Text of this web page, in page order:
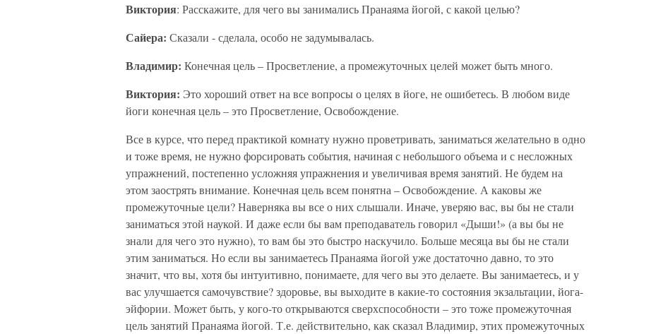
Виктория: Расскажите, для чего вы занимались Пранаяма йогой, с какой целью?
Сайера: Сказали - сделала, особо не задумывалась.
Владимир: Конечная цель – Просветление, а промежуточных целей может быть много.
Виктория: Это хороший ответ на все вопросы о целях в йоге, не ошибетесь. В любом виде
йоги конечная цель – это Просветление, Освобождение.
Все в курсе, что перед практикой комнату нужно проветривать, заниматься желательно в одно
и тоже время, не нужно форсировать события, начиная с небольшого объема и с несложных
упражнений, постепенно усложняя упражнения и увеличивая время занятий. Не будем на
этом заострять внимание. Конечная цель всем понятна – Освобождение. А каковы же
промежуточные цели? Наверняка вы все о них слышали. Иначе, уверяю вас, вы бы не стали
заниматься этой наукой. И даже если бы вам преподаватель говорил «Дыши!» (а вы бы не
знали для чего это нужно), то вам бы это быстро наскучило. Больше месяца вы бы не стали
этим заниматься. Но если вы занимаетесь Пранаяма йогой уже достаточно давно, то это
значит, что вы, хотя бы интуитивно, понимаете, для чего вы это делаете. Вы занимаетесь, и у
вас улучшается самочувствие? здоровье, вы выходите в какие-то состояния экзальтации, йога-
эйфории. Может быть, у кого-то открываются сверхспособности – это тоже промежуточная
цель занятий Пранаяма йогой. Т.е. действительно, как сказал Владимир, этих промежуточных